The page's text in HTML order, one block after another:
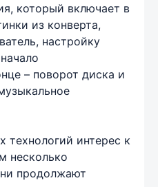
который включает в
из конверта,
настройку
– поворот диска и
интерес к
несколько
продолжают